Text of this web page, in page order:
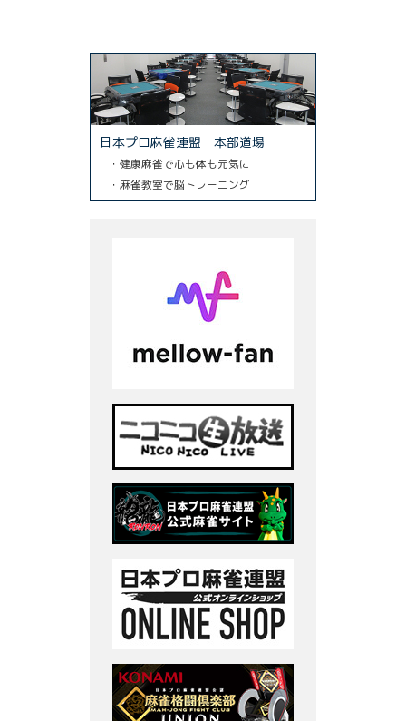
日本プロ麻雀連盟 本部道場
・健康麻雀で心も体も元気に
・麻雀教室で脳トレーニング